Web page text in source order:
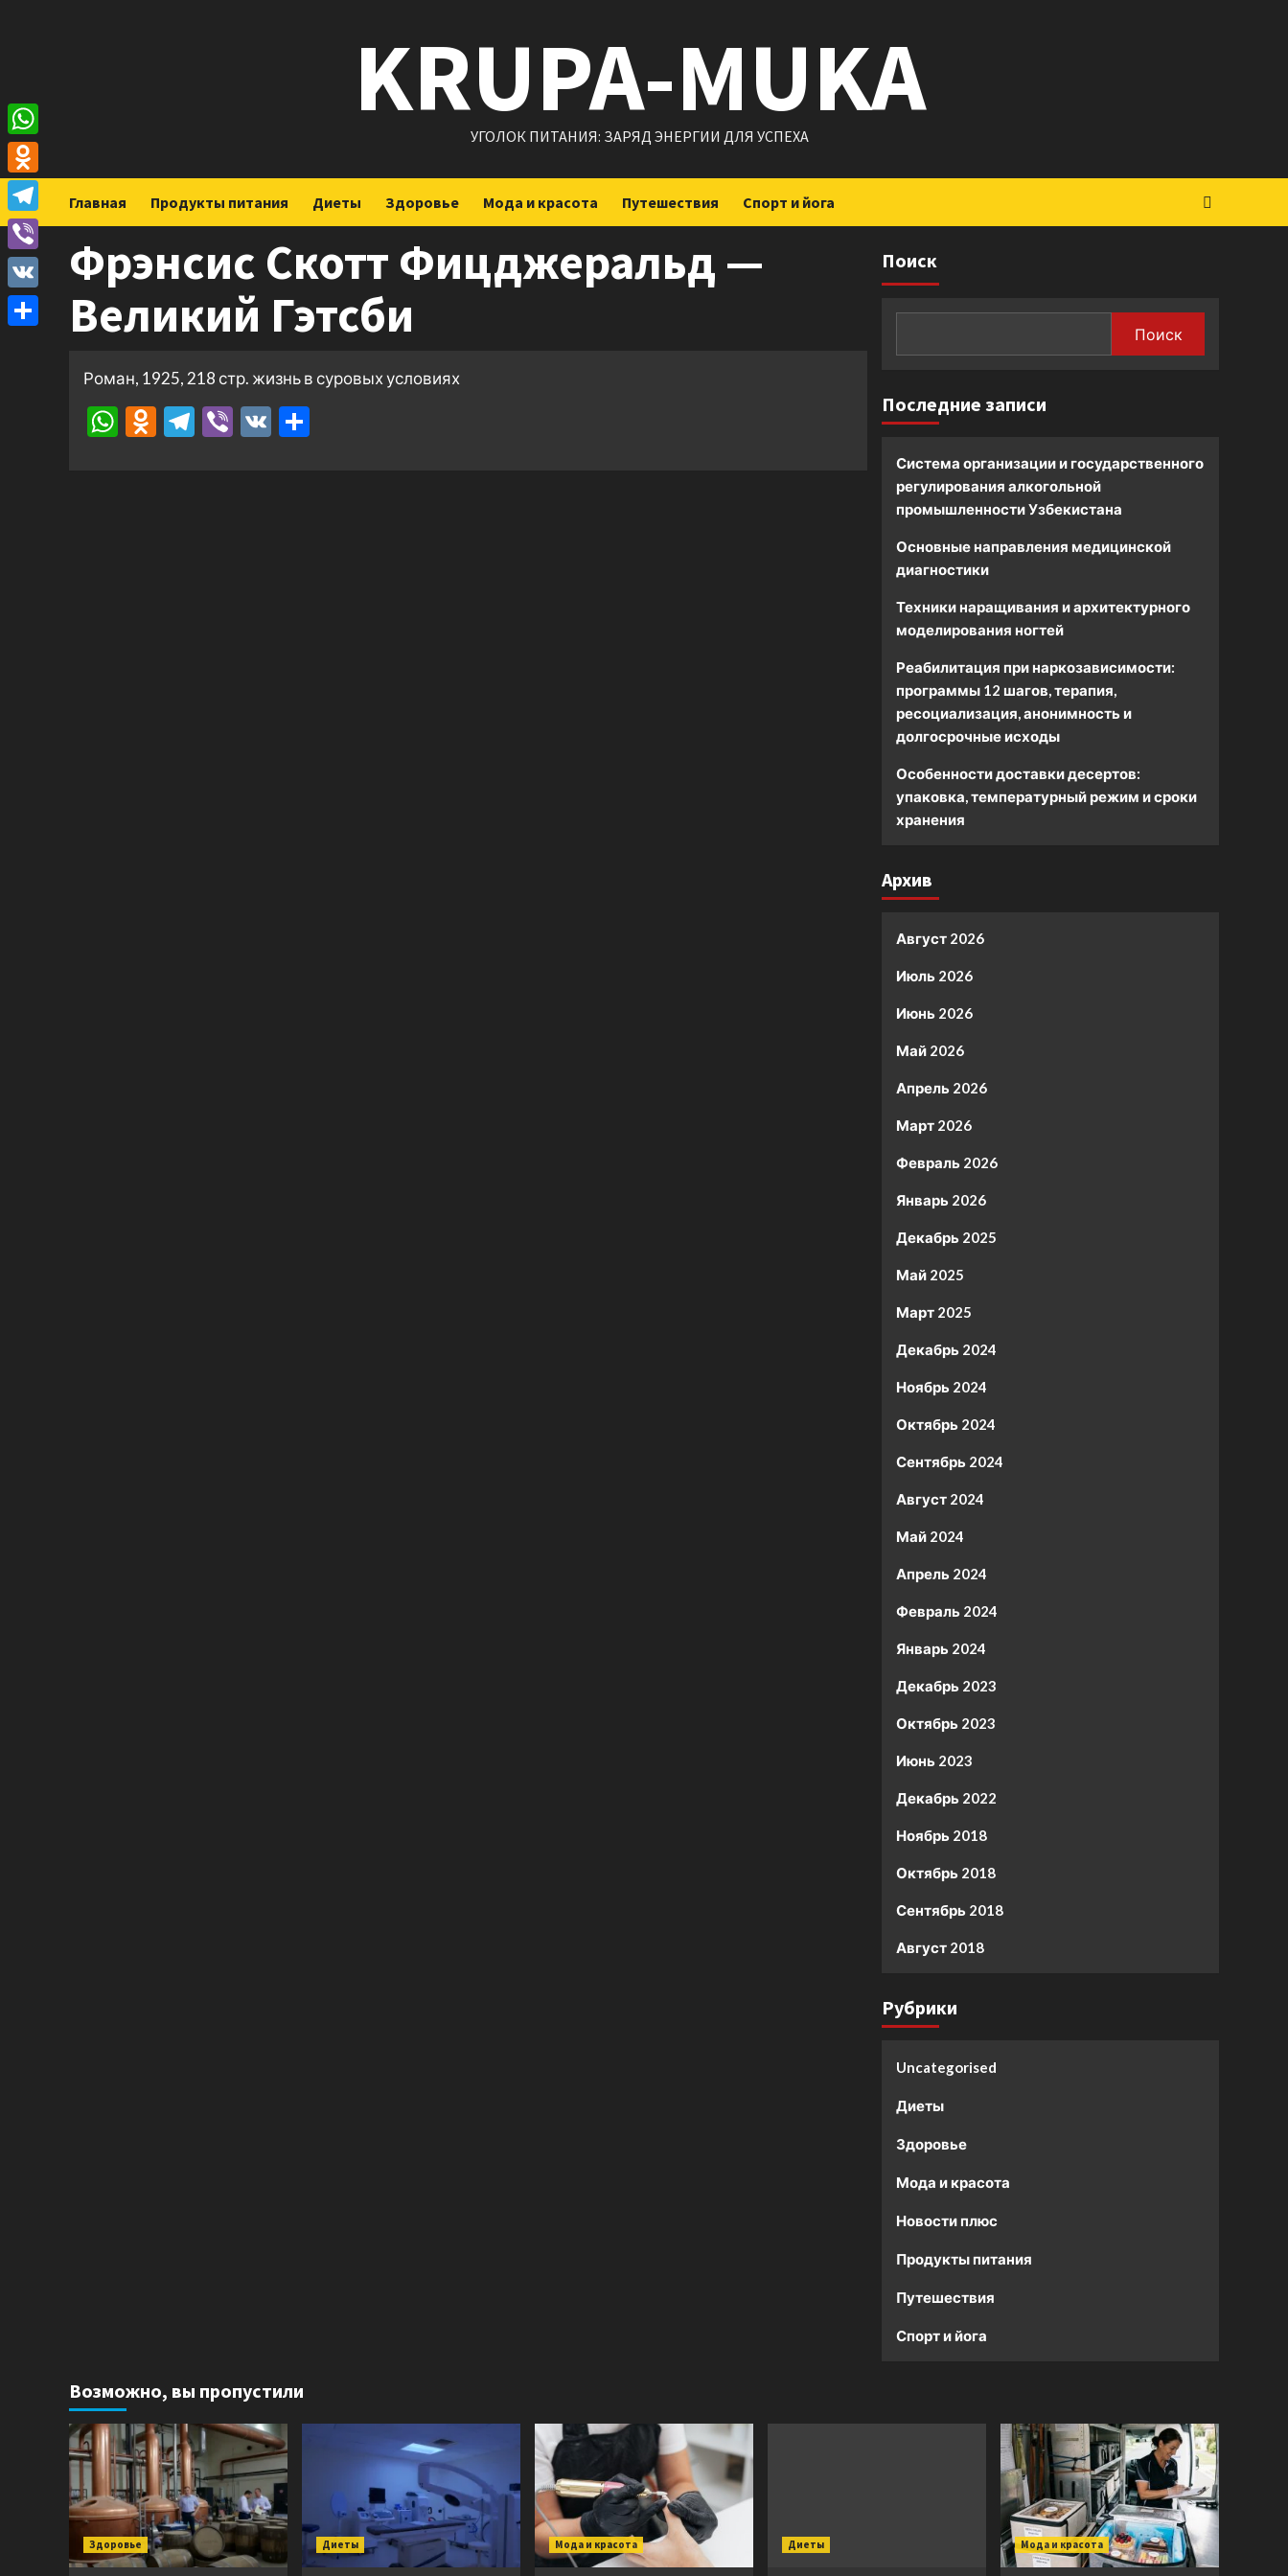
KRUPA-MUKA
УГОЛОК ПИТАНИЯ: ЗАРЯД ЭНЕРГИИ ДЛЯ УСПЕХА
Главная Продукты питания Диеты Здоровье Мода и красота Путешествия Спорт и йога
Фрэнсис Скотт Фицджеральд —
Великий Гэтсби
Роман, 1925, 218 стр. жизнь в суровых условиях
WhatsApp
Odnoklassniki
Telegram
Viber
VK
Поиск
Поиск
Последние записи
Система организации и государственного
регулирования алкогольной
промышленности Узбекистана
Основные направления медицинской
диагностики
Техники наращивания и архитектурного
моделирования ногтей
Реабилитация при наркозависимости:
программы 12 шагов, терапия,
ресоциализация, анонимность и
долгосрочные исходы
Особенности доставки десертов:
упаковка, температурный режим и сроки
хранения
Архив
Август 2026
Июль 2026
Июнь 2026
Май 2026
Апрель 2026
Март 2026
Февраль 2026
Январь 2026
Декабрь 2025
Май 2025
Март 2025
Декабрь 2024
Ноябрь 2024
Октябрь 2024
Сентябрь 2024
Август 2024
Май 2024
Апрель 2024
Февраль 2024
Январь 2024
Декабрь 2023
Октябрь 2023
Июнь 2023
Декабрь 2022
Ноябрь 2018
Октябрь 2018
Сентябрь 2018
Август 2018
Рубрики
Uncategorised
Диеты
Здоровье
Мода и красота
Новости плюс
Продукты питания
Путешествия
Спорт и йога
Возможно, вы пропустили
Здоровье Диеты Мода и красота Диеты Мода и красота
WhatsApp
Odnoklassniki
Telegram
Viber
VK